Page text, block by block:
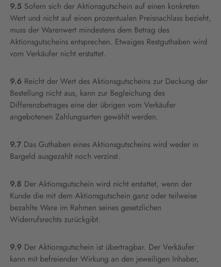
9.5 Sofern sich der Aktionsgutschein auf einen konkreten
Wert und nicht auf einen prozentualen Preisnachlass bezieht,
muss der Warenwert mindestens dem Betrag des
Aktionsgutscheins entsprechen. Etwaiges Restguthaben wird
vom Verkäufer nicht erstattet.
9.6 Reicht der Wert des Aktionsgutscheins zur Deckung der
Bestellung nicht aus, kann zur Begleichung des
Differenzbetrages eine der übrigen vom Verkäufer
angebotenen Zahlungsarten gewählt werden.
9.7 Das Guthaben eines Aktionsgutscheins wird weder in
Bargeld ausgezahlt noch verzinst.
9.8 Der Aktionsgutschein wird nicht erstattet, wenn der
Kunde die mit dem Aktionsgutschein ganz oder teilweise
bezahlte Ware im Rahmen seines gesetzlichen
Widerrufsrechts zurückgibt.
9.9 Der Aktionsgutschein ist übertragbar. Der Verkäufer
kann mit befreiender Wirkung an den jeweiligen Inhaber,